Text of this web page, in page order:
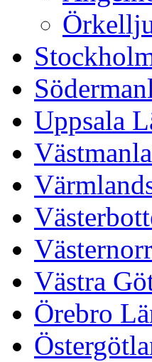
Uppsala
Västra
Örebro